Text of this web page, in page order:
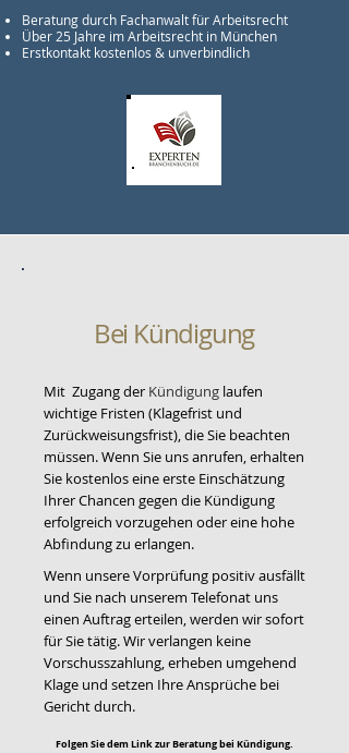
Beratung durch Fachanwalt für Arbeitsrecht
Über 25 Jahre im Arbeitsrecht in München
Erstkontakt kostenlos & unverbindlich
Bei Kündigung
Mit Zugang der Kündigung laufen
wichtige Fristen (Klagefrist und
Zurückweisungsfrist), die Sie beachten
müssen. Wenn Sie uns anrufen, erhalten
Sie kostenlos eine erste Einschätzung
Ihrer Chancen gegen die Kündigung
erfolgreich vorzugehen oder eine hohe
Abfindung zu erlangen.
Wenn unsere Vorprüfung positiv ausfällt
und Sie nach unserem Telefonat uns
einen Auftrag erteilen, werden wir sofort
für Sie tätig. Wir verlangen keine
Vorschusszahlung, erheben umgehend
Klage und setzen Ihre Ansprüche bei
Gericht durch.
Folgen Sie dem Link zur Beratung bei Kündigung.